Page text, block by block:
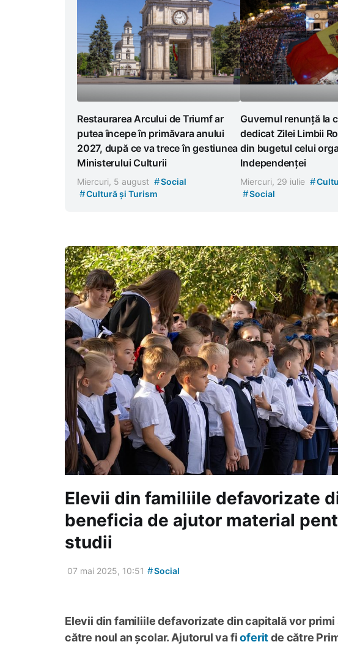
Restaurarea Arcului de Triumf ar
putea începe în primăvara anului
2027, după ce va trece în gestiunea
Ministerului Culturii
Miercuri, 5 august #Social
#Cultură și Turism
Guvernul renunță la
dedicat Zilei Limbii
din bugetul celui
Independenței
Miercuri, 29 iulie #
#Social
Elevii din familiile defavorizate
beneficia de ajutor material
studii
07 mai 2025, 10:51 #Social
Elevii din familiile defavorizate din capitală vor
către noul an școlar. Ajutorul va fioferitde către